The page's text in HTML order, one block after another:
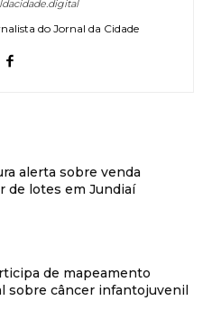
do Jornal da Cidade
alerta sobre venda
de lotes em Jundiaí
de mapeamento
sobre câncer infantojuvenil